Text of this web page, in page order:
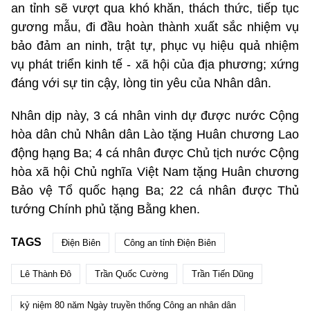
an tỉnh sẽ vượt qua khó khăn, thách thức, tiếp tục
gương mẫu, đi đầu hoàn thành xuất sắc nhiệm vụ
bảo đảm an ninh, trật tự, phục vụ hiệu quả nhiệm
vụ phát triển kinh tế - xã hội của địa phương; xứng
đáng với sự tin cậy, lòng tin yêu của Nhân dân.
Nhân dịp này, 3 cá nhân vinh dự được nước Cộng
hòa dân chủ Nhân dân Lào tặng Huân chương Lao
động hạng Ba; 4 cá nhân được Chủ tịch nước Cộng
hòa xã hội Chủ nghĩa Việt Nam tặng Huân chương
Bảo vệ Tổ quốc hạng Ba; 22 cá nhân được Thủ
tướng Chính phủ tặng Bằng khen.
TAGS Điện Biên Công an tỉnh Điện Biên
Lê Thành Đô Trần Quốc Cường Trần Tiến Dũng
kỷ niệm 80 năm Ngày truyền thống Công an nhân dân